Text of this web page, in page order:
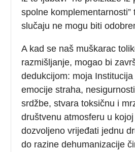
spolne komplementarnosti”
slučaju ne mogu biti
A kad se naš muškarac
razmišljanje, mogao bi
dedukcijom: moja
emocije straha,
srdžbe, stvara toksičnu i
društvenu atmosferu u
dozvoljeno vrijeđati jednu
do razine dehumanizacije